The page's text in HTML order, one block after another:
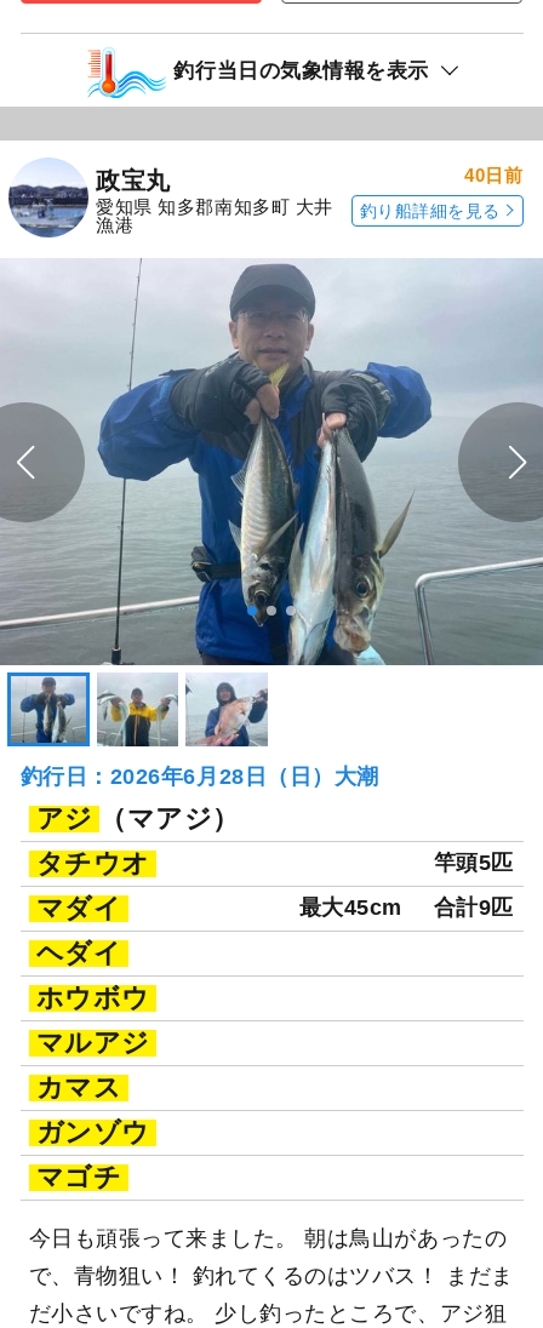
釣行当日の気象情報を表示
政宝丸
愛知県 知多郡南知多町 大井
漁港
40日前
釣り船詳細を見る
釣行日：2026年6月28日（日）大潮
アジ
（マアジ）
タチウオ
竿頭5匹
マダイ 最大45cm 合計9匹
ヘダイ
ホウボウ
マルアジ
カマス
ガンゾウ
マゴチ
今日も頑張って来ました。 朝は鳥山があったの
で、青物狙い！ 釣れてくるのはツバス！ まだま
だ小さいですね。 少し釣ったところで、アジ狙